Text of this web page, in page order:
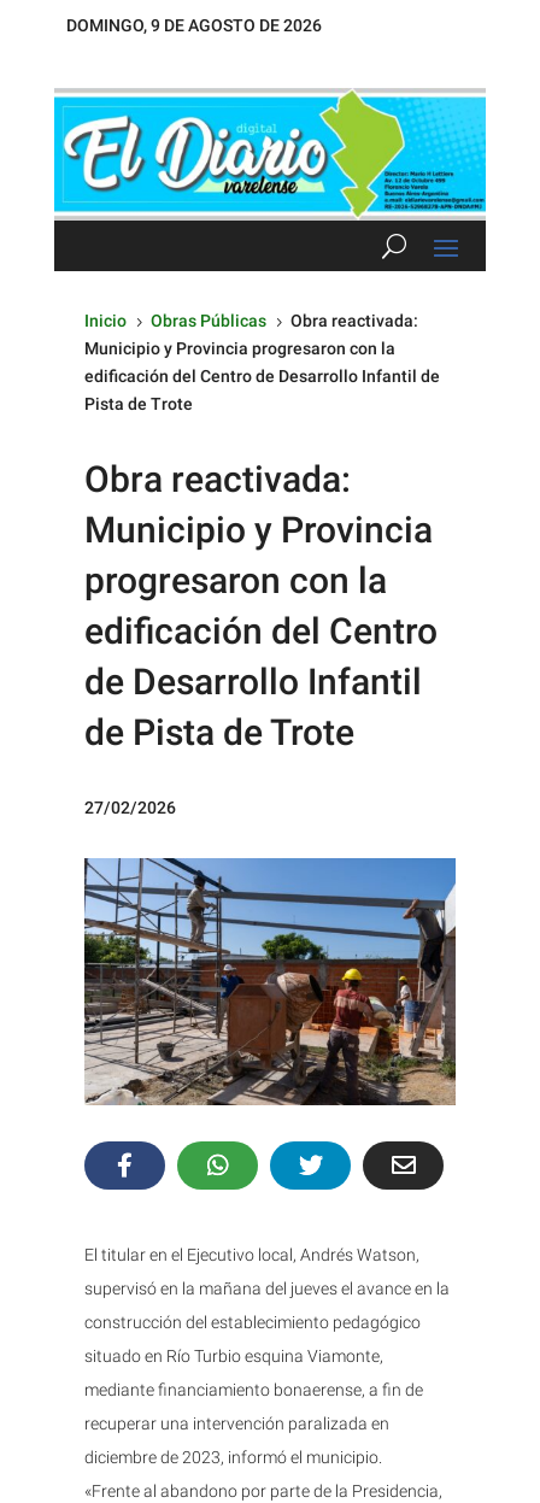
DOMINGO, 9 DE AGOSTO DE 2026
Inicio 5 Obras Públicas 5 Obra reactivada:
Municipio y Provincia progresaron con la
edificación del Centro de Desarrollo Infantil de
Pista de Trote
Obra reactivada:
Municipio y Provincia
progresaron con la
edificación del Centro
de Desarrollo Infantil
de Pista de Trote
27/02/2026
El titular en el Ejecutivo local, Andrés Watson,
supervisó en la mañana del jueves el avance en la
construcción del establecimiento pedagógico
situado en Río Turbio esquina Viamonte,
mediante financiamiento bonaerense, a fin de
recuperar una intervención paralizada en
diciembre de 2023, informó el municipio.
«Frente al abandono por parte de la Presidencia,